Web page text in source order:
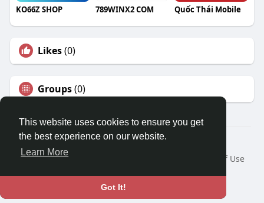
This website uses cookies to ensure you get
the best experience on our website.
Learn More
Got It!
KO66Z SHOP 789WINX2 COM Quốc Thái Mobile
Likes(0)
Groups(0)
© 2026 Travel With Me
Home
About
Terms of Use